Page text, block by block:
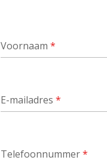
Voornaam*
E-mailadres*
Telefoonnummer*